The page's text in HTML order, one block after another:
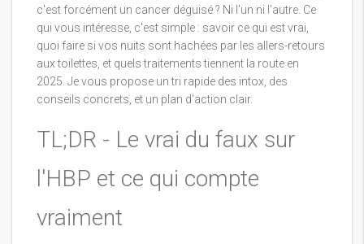
c'est forcément un cancer déguisé ? Ni l'un ni l'autre. Ce
qui vous intéresse, c'est simple : savoir ce qui est vrai,
quoi faire si vos nuits sont hachées par les allers-retours
aux toilettes, et quels traitements tiennent la route en
2025. Je vous propose un tri rapide des intox, des
conseils concrets, et un plan d'action clair.
TL;DR - Le vrai du faux sur
l'HBP et ce qui compte
vraiment